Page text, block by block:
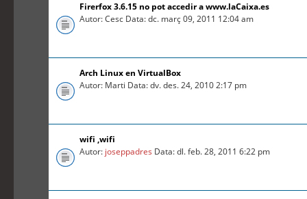
Firerfox 3.6.15 no pot accedir a www.laCaixa.es
Autor: Cesc Data: dc. març 09, 2011 12:04 am
Arch Linux en VirtualBox
Autor: Marti Data: dv. des. 24, 2010 2:17 pm
wifi ,wifi
Autor: joseppadres Data: dl. feb. 28, 2011 6:22 pm